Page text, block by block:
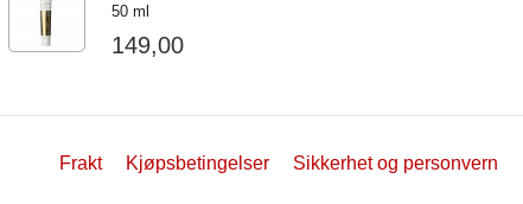
50 ml
149,00
Frakt Kjøpsbetingelser Sikkerhet og personvern